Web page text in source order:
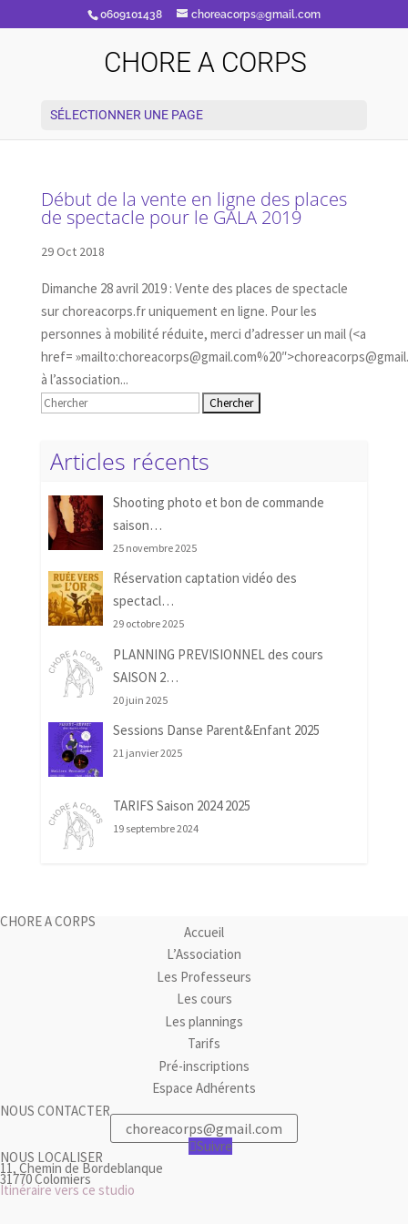
0609101438 choreacorps@gmail.com
CHORE A CORPS
SÉLECTIONNER UNE PAGE
Début de la vente en ligne des places
de spectacle pour le GALA 2019
29 Oct 2018
Dimanche 28 avril 2019 : Vente des places de spectacle
sur choreacorps.fr uniquement en ligne. Pour les
personnes à mobilité réduite, merci d’adresser un mail (<a
href=
à l’association...
Rechercher:
Articles récents
Shooting photo et bon de commande
saison…
25 novembre 2025
Réservation captation vidéo des
spectacl…
29 octobre 2025
PLANNING PREVISIONNEL des cours
SAISON 2…
20 juin 2025
Sessions Danse Parent&Enfant 2025
21 janvier 2025
TARIFS Saison 2024 2025
19 septembre 2024
CHORE A CORPS
Accueil
L’Association
Les Professeurs
Les cours
Les plannings
Tarifs
Pré-inscriptions
Espace Adhérents
NOUS CONTACTER
choreacorps@gmail.com
Suivre
NOUS LOCALISER
11, Chemin de Bordeblanque
31770 Colomiers
Itinéraire vers ce studio